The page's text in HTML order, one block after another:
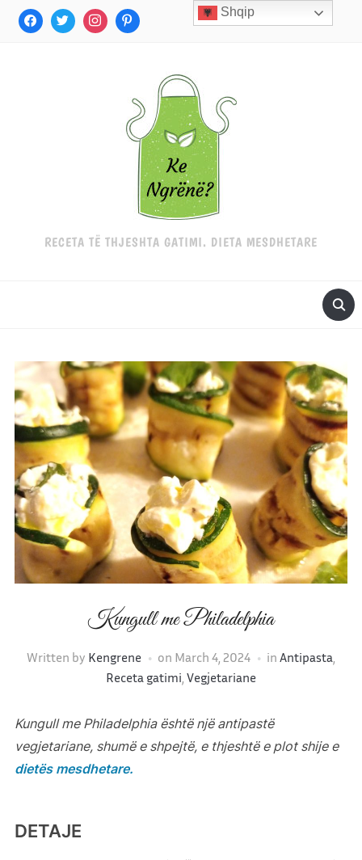
RECETA TË THJESHTA GATIMI. DIETA MESDHETARE
Kungull me Philadelphia
Written by Kengrene on March 4, 2024 in Antipasta
Receta gatimi Vegjetariane
Kungull me Philadelphia është një antipastë
vegjetariane, shumë e shpejtë, e thjeshtë e plot shije e
dietës mesdhetare.
DETAJE
Shqip